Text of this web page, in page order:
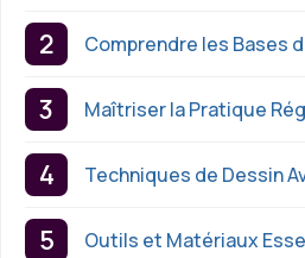
Comprendre les Bases
Maîtriser la Pratique
Techniques de Dessin
Outils et Matériaux